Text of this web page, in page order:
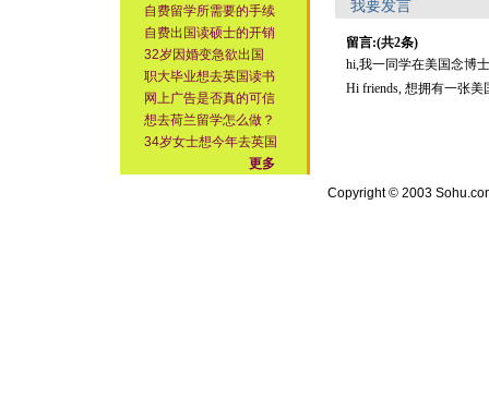
自费留学所需要的手续
自费出国读硕士的开销
32岁因婚变急欲出国
职大毕业想去英国读书
网上广告是否真的可信
想去荷兰留学怎么做？
34岁女士想今年去英国
更多
我要发言
留言:(共2条)
hi,我一同学在美国念博
Hi friends, 想拥有一张美
Copyright © 2003